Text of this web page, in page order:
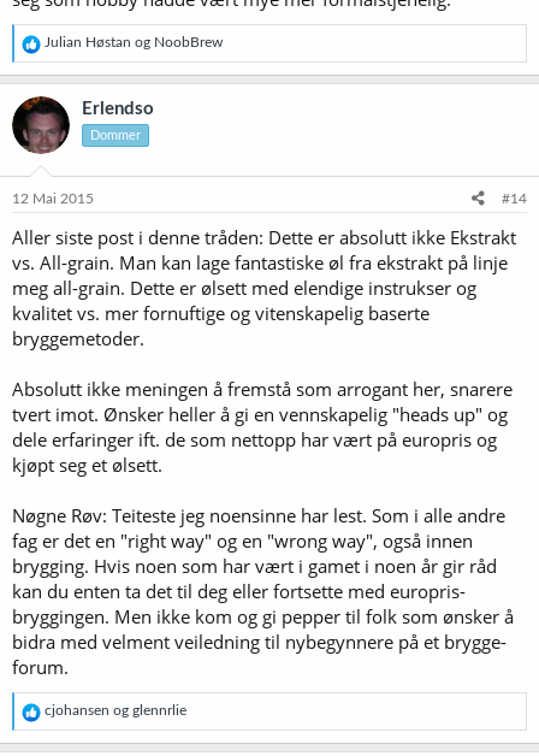
R
e
a
k
s
j
o
e
:
Julian Høstan og NoobBrew
Erlendso
Dommer
12 Mai 2015 #14
Aller siste post i denne tråden: Dette er absolutt ikke Ekstrakt
vs. All-grain. Man kan lage fantastiske øl fra ekstrakt på linje
meg all-grain. Dette er ølsett med elendige instrukser og
kvalitet vs. mer fornuftige og vitenskapelig baserte
bryggemetoder.
Absolutt ikke meningen å fremstå som arrogant her, snarere
tvert imot. Ønsker heller å gi en vennskapelig "heads up" og
dele erfaringer ift. de som nettopp har vært på europris og
kjøpt seg et ølsett.
Nøgne Røv: Teiteste jeg noensinne har lest. Som i alle andre
fag er det en "right way" og en "wrong way", også innen
brygging. Hvis noen som har vært i gamet i noen år gir råd
kan du enten ta det til deg eller fortsette med europris-
bryggingen. Men ikke kom og gi pepper til folk som ønsker å
bidra med velment veiledning til nybegynnere på et brygge-
forum.
R
e
a
cjohansen og glennrlie